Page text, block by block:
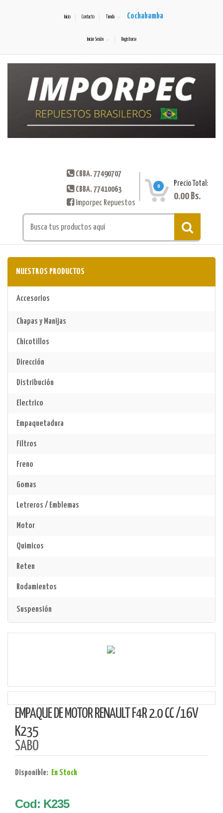
Inicio Contacto Tienda Cochabamba
Iniciar Sesión Registrarse
CBBA. 77490707
CBBA. 77410063
Imporpec Repuestos
0 Precio Total:
0.00 Bs.
NUESTROS PRODUCTOS
Accesorios
Chapas y Manijas
Chicotillos
Dirección
Distribución
Electrico
Empaquetadura
Filtros
Freno
Gomas
Letreros / Emblemas
Motor
Quimicos
Reten
Rodamientos
Suspensión
EMPAQUE DE MOTOR RENAULT F4R 2.0 CC /16V
K235
SABO
Disponible: En Stock
Cod: K235